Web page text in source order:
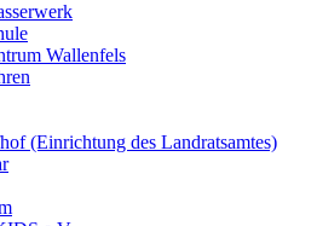
Wallenfels
(Einrichtung des Landratsamtes)